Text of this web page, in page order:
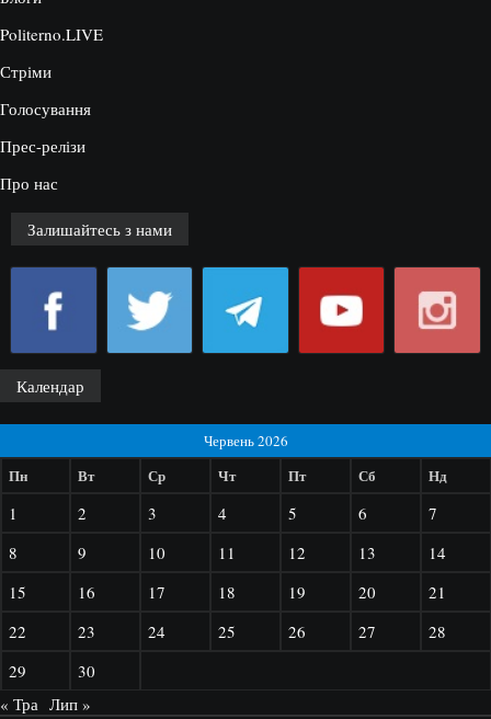
Politerno.LIVE
Стріми
Голосування
Прес-релізи
Про нас
Залишайтесь з нами
Календар
Червень 2026
Пн Вт Ср Чт Пт Сб Нд
1 2 3 4 5 6
7
8
9 10 11 12 13
14
15
16 17 18 19 20
21
22
23 24 25 26 27
28
29
30
« Тра Лип »